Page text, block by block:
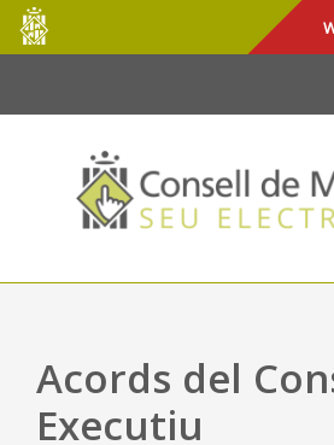
Salta al contingut principal
Consell
de
Mallorca
Acords del
Executiu